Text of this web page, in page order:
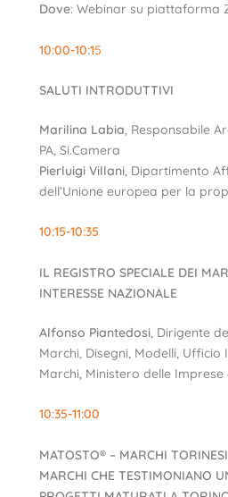
Dove: Webinar su piattaforma
10:00-10:15
SALUTI INTRODUTTIVI
Marilina Labia, Responsabile
PA, Si.Camera
Pierluigi Villani, Dipartimento
dell’Unione europea per la
10:15-10:35
IL REGISTRO SPECIALE DEI
INTERESSE NAZIONALE
Alfonso Piantedosi, Dirigente
Marchi, Disegni, Modelli,
Marchi, Ministero delle
10:35-11:00
MATOSTO® – MARCHI
MARCHI CHE TESTIMONIANO